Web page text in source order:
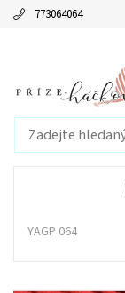
773064064
YAGP 064